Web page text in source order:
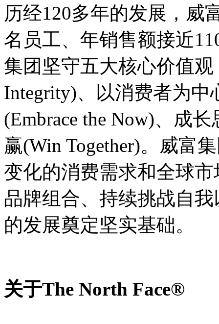
历经120多年的发展，威
名员工、年销售额接近
集团坚守五大核心价值观
Integrity)、以消费者为中
(Embrace the Now)、成
赢(Win Together)。威富
变化的消费需求和全球
品牌组合、持续挑战自
的发展奠定坚实基础。
关于The North